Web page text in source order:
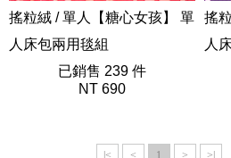
搖粒絨 / 單人【糖心女孩】 單
人床包兩用毯組
AAW115已銷售 239 件
NT 690
搖
人
|< < 1 > >|